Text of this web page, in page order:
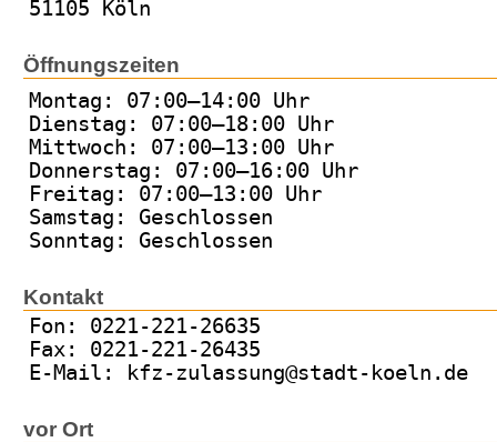
51105 Köln
Öffnungszeiten
Montag: 07:00–14:00 Uhr
Dienstag: 07:00–18:00 Uhr
Mittwoch: 07:00–13:00 Uhr
Donnerstag: 07:00–16:00 Uhr
Freitag: 07:00–13:00 Uhr
Samstag: Geschlossen
Sonntag: Geschlossen
Kontakt
Fon: 0221-221-26635
Fax: 0221-221-26435
E-Mail: kfz-zulassung@stadt-koeln.de
vor Ort